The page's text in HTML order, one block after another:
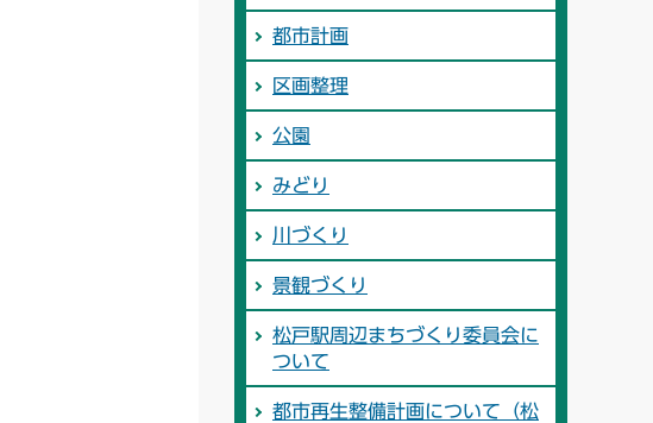
都市計画
区画整理
公園
みどり
川づくり
景観づくり
松戸駅周辺まちづくり委員会に
ついて
都市再生整備計画について（松